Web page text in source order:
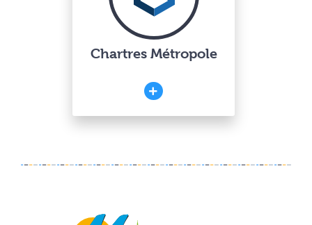
Chartres Métropole